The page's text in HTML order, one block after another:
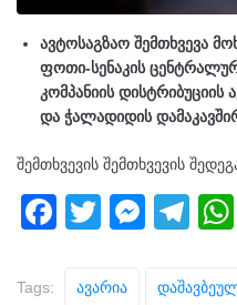
ავტოსაგზაო შემთხვევა
ფოთი-სენაკის
კომპანიის დისტრიბუციის
და ჭალადიდის
შემთხვევის შემთხვევის
F
T
tt
M
ss
T
e
Tags: Ავარია